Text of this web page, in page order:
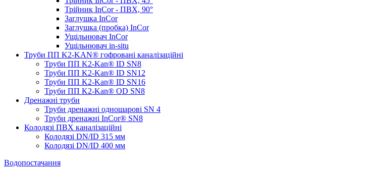
Трійник InCor - ПВХ, 90°
Заглушка InCor
Заглушка (пробка) InCor
Ущільнювач InCor
Ущільнювач in-situ
Труби ПП K2-KAN® гоф­ровані каналізаційні
Труби ПП K2-Kan® ID SN8
Труби ПП K2-Kan® ID SN12
Труби ПП K2-Kan® ID SN16
Труби ПП K2-Kan® OD SN8
Дренажні труби
Труби дренажні одношарові SN 4
Труби дренажні InCor® SN8
Колодязі ПВХ каналізаційні
Колодязі DN/ID 315 мм
Колодязі DN/ID 400 мм
Водопостачання